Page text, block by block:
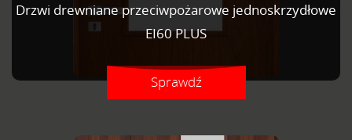
Drzwi drewniane przeciwpożarowe jednoskrzydłowe
EI60 PLUS
Sprawdź